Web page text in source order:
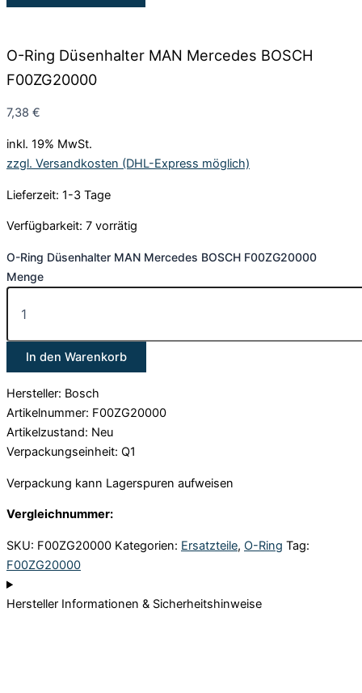
O-Ring Düsenhalter MAN Mercedes BOSCH
F00ZG20000
7,38 €
inkl. 19% MwSt.
zzgl. Versandkosten (DHL-Express möglich)
Lieferzeit: 1-3 Tage
Verfügbarkeit: 7 vorrätig
O-Ring Düsenhalter MAN Mercedes BOSCH F00ZG20000
Menge
In den Warenkorb
Hersteller: Bosch
Artikelnummer: F00ZG20000
Artikelzustand: Neu
Verpackungseinheit: Q1
Verpackung kann Lagerspuren aufweisen
Vergleichnummer:
SKU: F00ZG20000 Kategorien: Ersatzteile, O-Ring Tag:
F00ZG20000
Hersteller Informationen & Sicherheitshinweise